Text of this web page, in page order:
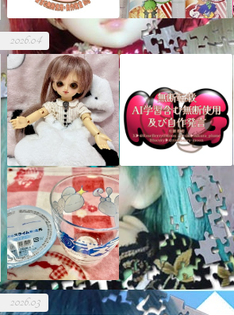
2026.04
2026.03